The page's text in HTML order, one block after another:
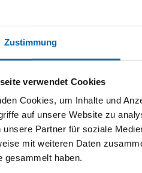
Zustimmung
verwendet Cookies
Cookies, um Inhalte und
auf unsere Website zu
unsere Partner für soziale
mit weiteren Daten
gesammelt haben.